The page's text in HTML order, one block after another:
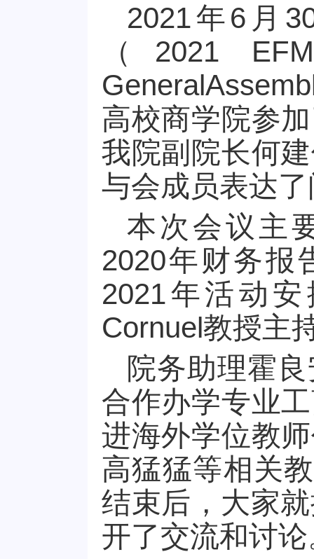
2021年6月
（2021
高校商学院参
我院副院长何
与会成员表达
本次会议主
2020年财务报
2021年活动
Cornuel教授主
院务助理霍
合作办学专业
进海外学位教
高猛猛等相关
结束后，大家
开了交流和讨